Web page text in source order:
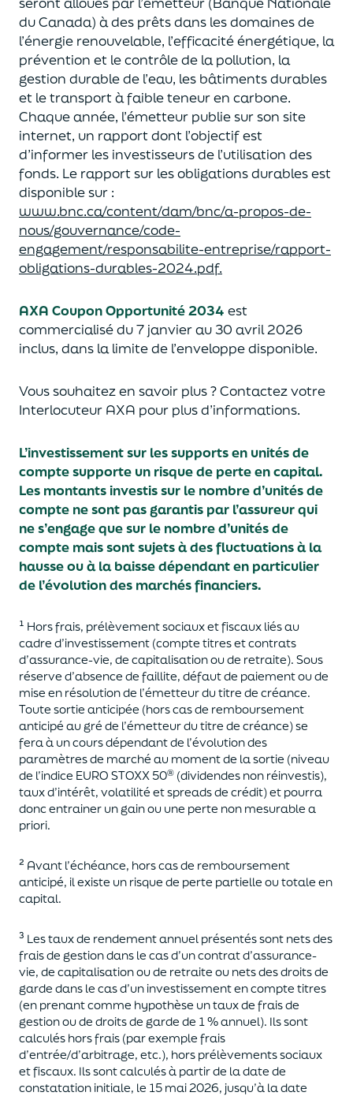
du Canada) à des prêts dans les domaines de
l’énergie renouvelable, l’efficacité énergétique, la
prévention et le contrôle de la pollution, la
gestion durable de l’eau, les bâtiments durables
et le transport à faible teneur en carbone.
Chaque année, l’émetteur publie sur son site
internet, un rapport dont l’objectif est
d’informer les investisseurs de l’utilisation des
fonds. Le rapport sur les obligations durables est
disponible sur :
www.bnc.ca/content/dam/bnc/a-propos-de-
nous/gouvernance/code-
engagement/responsabilite-entreprise/rapport-
obligations-durables-2024.pdf.
AXA CouponOpportunité2034 est
commercialisé du 7 janvier au 30 avril 2026
inclus, dans la limite de l’enveloppe disponible.
Vous souhaitez en savoir plus ? Contactez votre
Interlocuteur AXA pour plus d’informations.
L’investissement sur les supports en unités de
compte supporte un risque de perte en capital.
Les montants investis sur le nombre d’unités de
compte ne sont pas garantis par l’assureur qui
ne s’engage que sur le nombre d’unités de
compte mais sont sujets à des fluctuations à la
hausse ou à la baisse dépendant en particulier
de l’évolution des marchés financiers.
¹ Hors frais, prélèvement sociaux et fiscaux liés au
cadre d’investissement (compte titres et contrats
d’assurance-vie, de capitalisation ou de retraite). Sous
réserve d’absence de faillite, défaut de paiementou de
mise en résolutionde l’émetteurdu titre de créance.
Toute sortie anticipée (hors cas de remboursement
anticipé au gré de l’émetteurdu titre de créance)se
fera à un cours dépendant de l’évolution des
paramètres de marché au moment de la sortie (niveau
de l’indice EURO STOXX 50® (dividendes non réinvestis),
taux d’intérêt, volatilité et spreads de crédit) et pourra
donc entrainer un gain ou une perte non mesurable a
priori.
² Avant l’échéance, hors cas de remboursement
anticipé, il existe un risque de perte partielle ou totale en
capital.
³ Les taux de rendement annuel présentés sont nets des
frais de gestion dans le cas d’un contrat d’assurance-
vie, de capitalisation ou de retraite ou nets des droits de
garde dans le cas d’un investissement en compte titres
(en prenant comme hypothèse un taux de frais de
gestion ou de droits de garde de 1 % annuel). Ils sont
calculés hors frais (par exemple frais
d’entrée/d’arbitrage, etc.), hors prélèvements sociaux
et fiscaux. Ils sont calculés à partir de ladate de
constatation initiale, le 15 mai2026, jusqu’à ladate